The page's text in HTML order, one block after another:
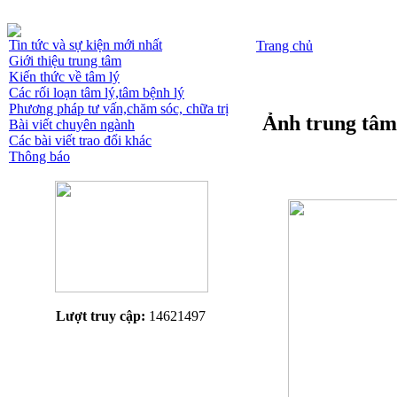
Tin tức và sự kiện mới nhất
Giới thiệu trung tâm
Kiến thức về tâm lý
Các rối loạn tâm lý,tâm bệnh lý
Phương pháp tư vấn,chăm sóc, chữa trị
Bài viết chuyên ngành
Các bài viết trao đổi khác
Thông báo
Lượt truy cập: 14621497
Trang chủ
Ảnh trung tâm